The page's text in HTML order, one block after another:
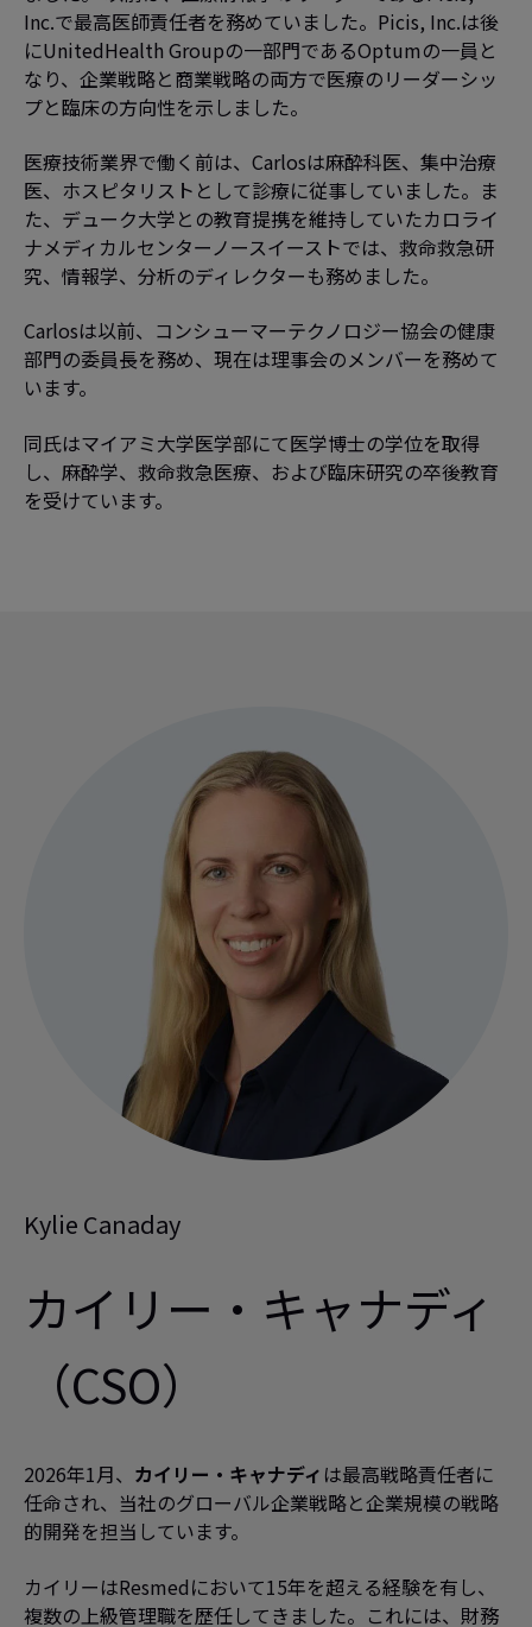
Inc.で最高医師責任者を務めていました。Picis, Inc.は後
にUnitedHealth Groupの一部門であるOptumの一員と
なり、企業戦略と商業戦略の両方で医療のリーダーシッ
プと臨床の方向性を示しました。
医療技術業界で働く前は、Carlosは麻酔科医、集中治療
医、ホスピタリストとして診療に従事していました。ま
た、デューク大学との教育提携を維持していたカロライ
ナメディカルセンターノースイーストでは、救命救急研
究、情報学、分析のディレクターも務めました。
Carlosは以前、コンシューマーテクノロジー協会の健康
部門の委員長を務め、現在は理事会のメンバーを務めて
います。
同氏はマイアミ大学医学部にて医学博士の学位を取得
し、麻酔学、救命救急医療、および臨床研究の卒後教育
を受けています。
Kylie Canaday
カイリー・キャナディ
（CSO）
2026年1月、 カイリー・キャナディ は最高戦略責任者に
任命され、当社のグローバル企業戦略と企業規模の戦略
的開発を担当しています。
カイリーはResmedにおいて15年を超える経験を有し、
複数の上級管理職を歴任してきました。これには、財務